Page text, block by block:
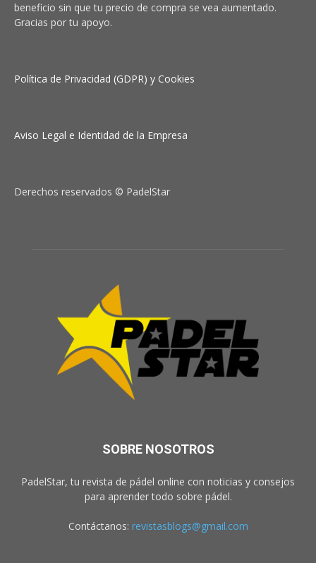
beneficio sin que tu precio de compra se vea aumentado.
Gracias por tu apoyo.
Política de Privacidad (GDPR) y Cookies
Aviso Legal e Identidad de la Empresa
Derechos reservados © PadelStar
SOBRE NOSOTROS
PadelStar, tu revista de pádel online con noticias y consejos
para aprender todo sobre pádel.
Contáctanos: revistasblogs@gmail.com